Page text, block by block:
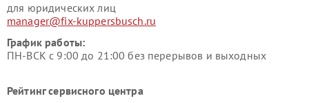
для юридических лиц
manager@fix-kuppersbusch.ru
График работы:
ПН-ВСК с 9:00 до 21:00 без перерывов и выходных
Рейтинг сервисного центра